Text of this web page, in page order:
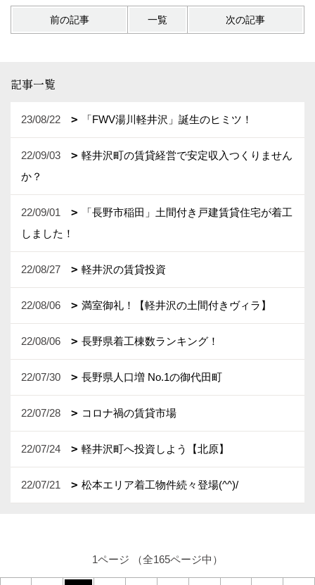
前の記事 一覧 次の記事
記事一覧
23/08/22 「FWV湯川軽井沢」誕生のヒミツ！
22/09/03
軽井沢町の賃貸経営で安定収入つくりません
か？
22/09/01
「長野市稲田」土間付き戸建賃貸住宅が着工
しました！
22/08/27 軽井沢の賃貸投資
22/08/06 満室御礼！【軽井沢の土間付きヴィラ】
22/08/06 長野県着工棟数ランキング！
22/07/30 長野県人口増 No.1の御代田町
22/07/28 コロナ禍の賃貸市場
22/07/24 軽井沢町へ投資しよう【北原】
22/07/21 松本エリア着工物件続々登場(^^)/
1ページ （全165ページ中）